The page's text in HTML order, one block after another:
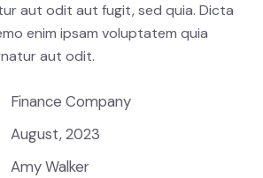
aut odit aut fugit, sed quia. Dicta
enim ipsam voluptatem quia
aut odit.
Finance Company
August, 2023
Amy Walker